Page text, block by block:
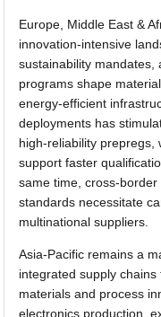
Europe, Middle East &
innovation-intensive
sustainability
programs shape
energy-efficient
deployments has
high-reliability prepregs,
support faster
same time, cross-
standards necessitate
multinational suppliers.
Asia-Pacific remains a
integrated supply
materials and process
electronics production,